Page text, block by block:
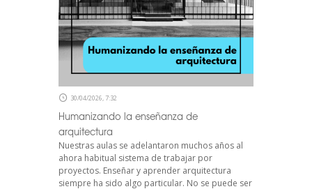
30/04/2026, 7:32
Humanizando la enseñanza de
arquitectura
Nuestras aulas se adelantaron muchos años al
ahora habitual sistema de trabajar por
proyectos. Enseñar y aprender arquitectura
siempre ha sido algo particular. No se puede ser